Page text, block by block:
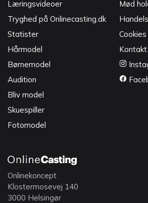
Læringsvideoer
Tryghed på Onlinecasting.dk
Statister
Hårmodel
Børnemodel
Audition
Bliv model
Skuespiller
Fotomodel
Mød
Cookies
Kontakt
Onlinekoncept
Klostermosevej 140
3000 Helsingør